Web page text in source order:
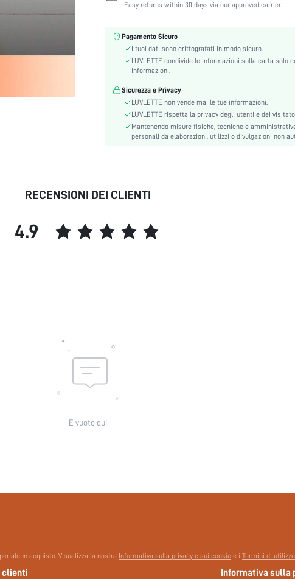
Prossima generazione, Casual-
Tasca:
sottile:
Non
Sì
Elasticità del tessuto:
Nozze, Vacanza, Festa,
Istruzioni Lavaggio:
Lavare in lavatrice, non lavare
Foderato per un maggiore
Tipo:
Tipo di montaggio:
Easy returns within 30 days via our approved carrier.
Pagamento Sicuro
I tuoi dati sono crittografati in modo sicuro.
LUVLETTE condivide le informazioni sulla carta
informazioni.
Sicurezza e Privacy
LUVLETTE non vende mai le tue informazioni.
LUVLETTE rispetta la privacy degli utenti e dei
Mantenendo misure fisiche, tecniche e
personali da elaborazioni, utilizzi o divulgazioni non
RECENSIONI DEI CLIENTI
4.9
È vuoto qui
alcun acquisto. Visualizza la nostra Informativa sulla privacy e sui cookie e i Termini di utilizzo
clienti Informativa sulla